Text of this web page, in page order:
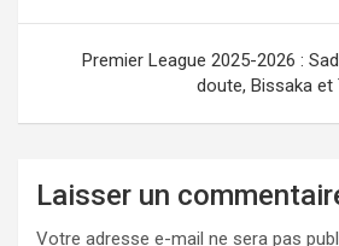
l’article
Premier League 2025-2026 :
doute, Bissaka
Laisser un
Votre adresse e-mail ne sera pas